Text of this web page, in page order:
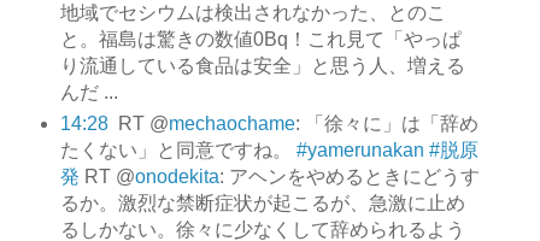
地域でセシウムは検出されなかった、とのこ
と。福島は驚きの数値0Bq！これ見て「やっぱ
り流通している食品は安全」と思う人、増える
んだ ...
14:28
RT @mechaochame: 「徐々に」は「辞め
たくない」と同意ですね。 #yamerunakan #脱原
発 RT @onodekita: アヘンをやめるときにどうす
るか。激烈な禁断症状が起こるが、急激に止め
るしかない。徐々に少なくして辞められるよう